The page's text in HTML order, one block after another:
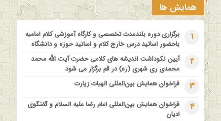
مدرسه بهاره بازخوانی آموزه وحیانی بینونت پیشینه // تقریرها //
1 سال قبل
کارگاه آموزشی کلام تطبیقی بین المذاهب با عنوان “خداشناسی از
دیدگاه امامیه و ماتریدیه”
اولین همایش ملی” #زن و #خانواده ؛ کاوش های #وحیانی و
1 سال قبل
همایش ها
1
برگزاری دوره بلندمدت تخصصی و کارگاه آموزشی کلام امامیه
باحضور اساتید درس خارج کلام و اساتید حوزه و دانشگاه
2
آیین نکوداشت اندیشه های کلامی حضرت آیت الله محمد
محمدی ری شهری (ره) در قم برگزار می شود
3 فراخوان همایش بین‌المللی الهیات زیارت
4
فراخوان همایش بین‌المللی امام رضا علیه السلام و گفتگوی
ادیان